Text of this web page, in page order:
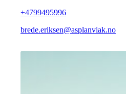
+4799495996
brede.eriksen@asplanviak.no